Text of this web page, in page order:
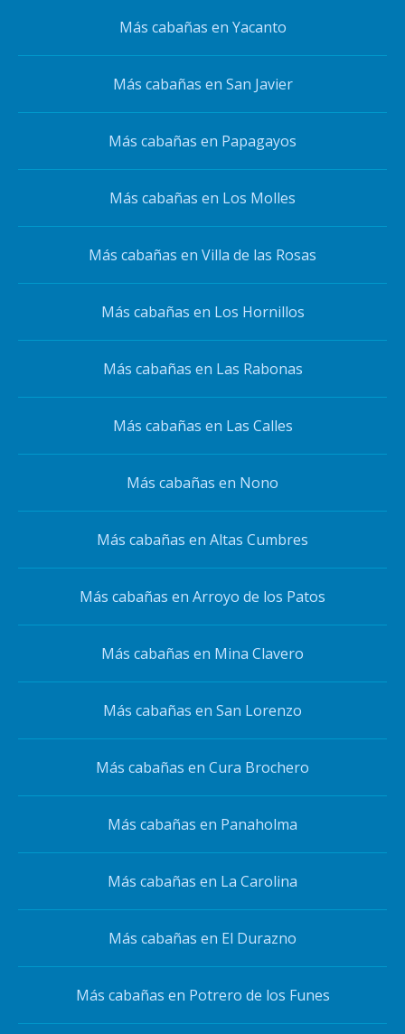
Más cabañas en Yacanto
Más cabañas en San Javier
Más cabañas en Papagayos
Más cabañas en Los Molles
Más cabañas en Villa de las Rosas
Más cabañas en Los Hornillos
Más cabañas en Las Rabonas
Más cabañas en Las Calles
Más cabañas en Nono
Más cabañas en Altas Cumbres
Más cabañas en Arroyo de los Patos
Más cabañas en Mina Clavero
Más cabañas en San Lorenzo
Más cabañas en Cura Brochero
Más cabañas en Panaholma
Más cabañas en La Carolina
Más cabañas en El Durazno
Más cabañas en Potrero de los Funes